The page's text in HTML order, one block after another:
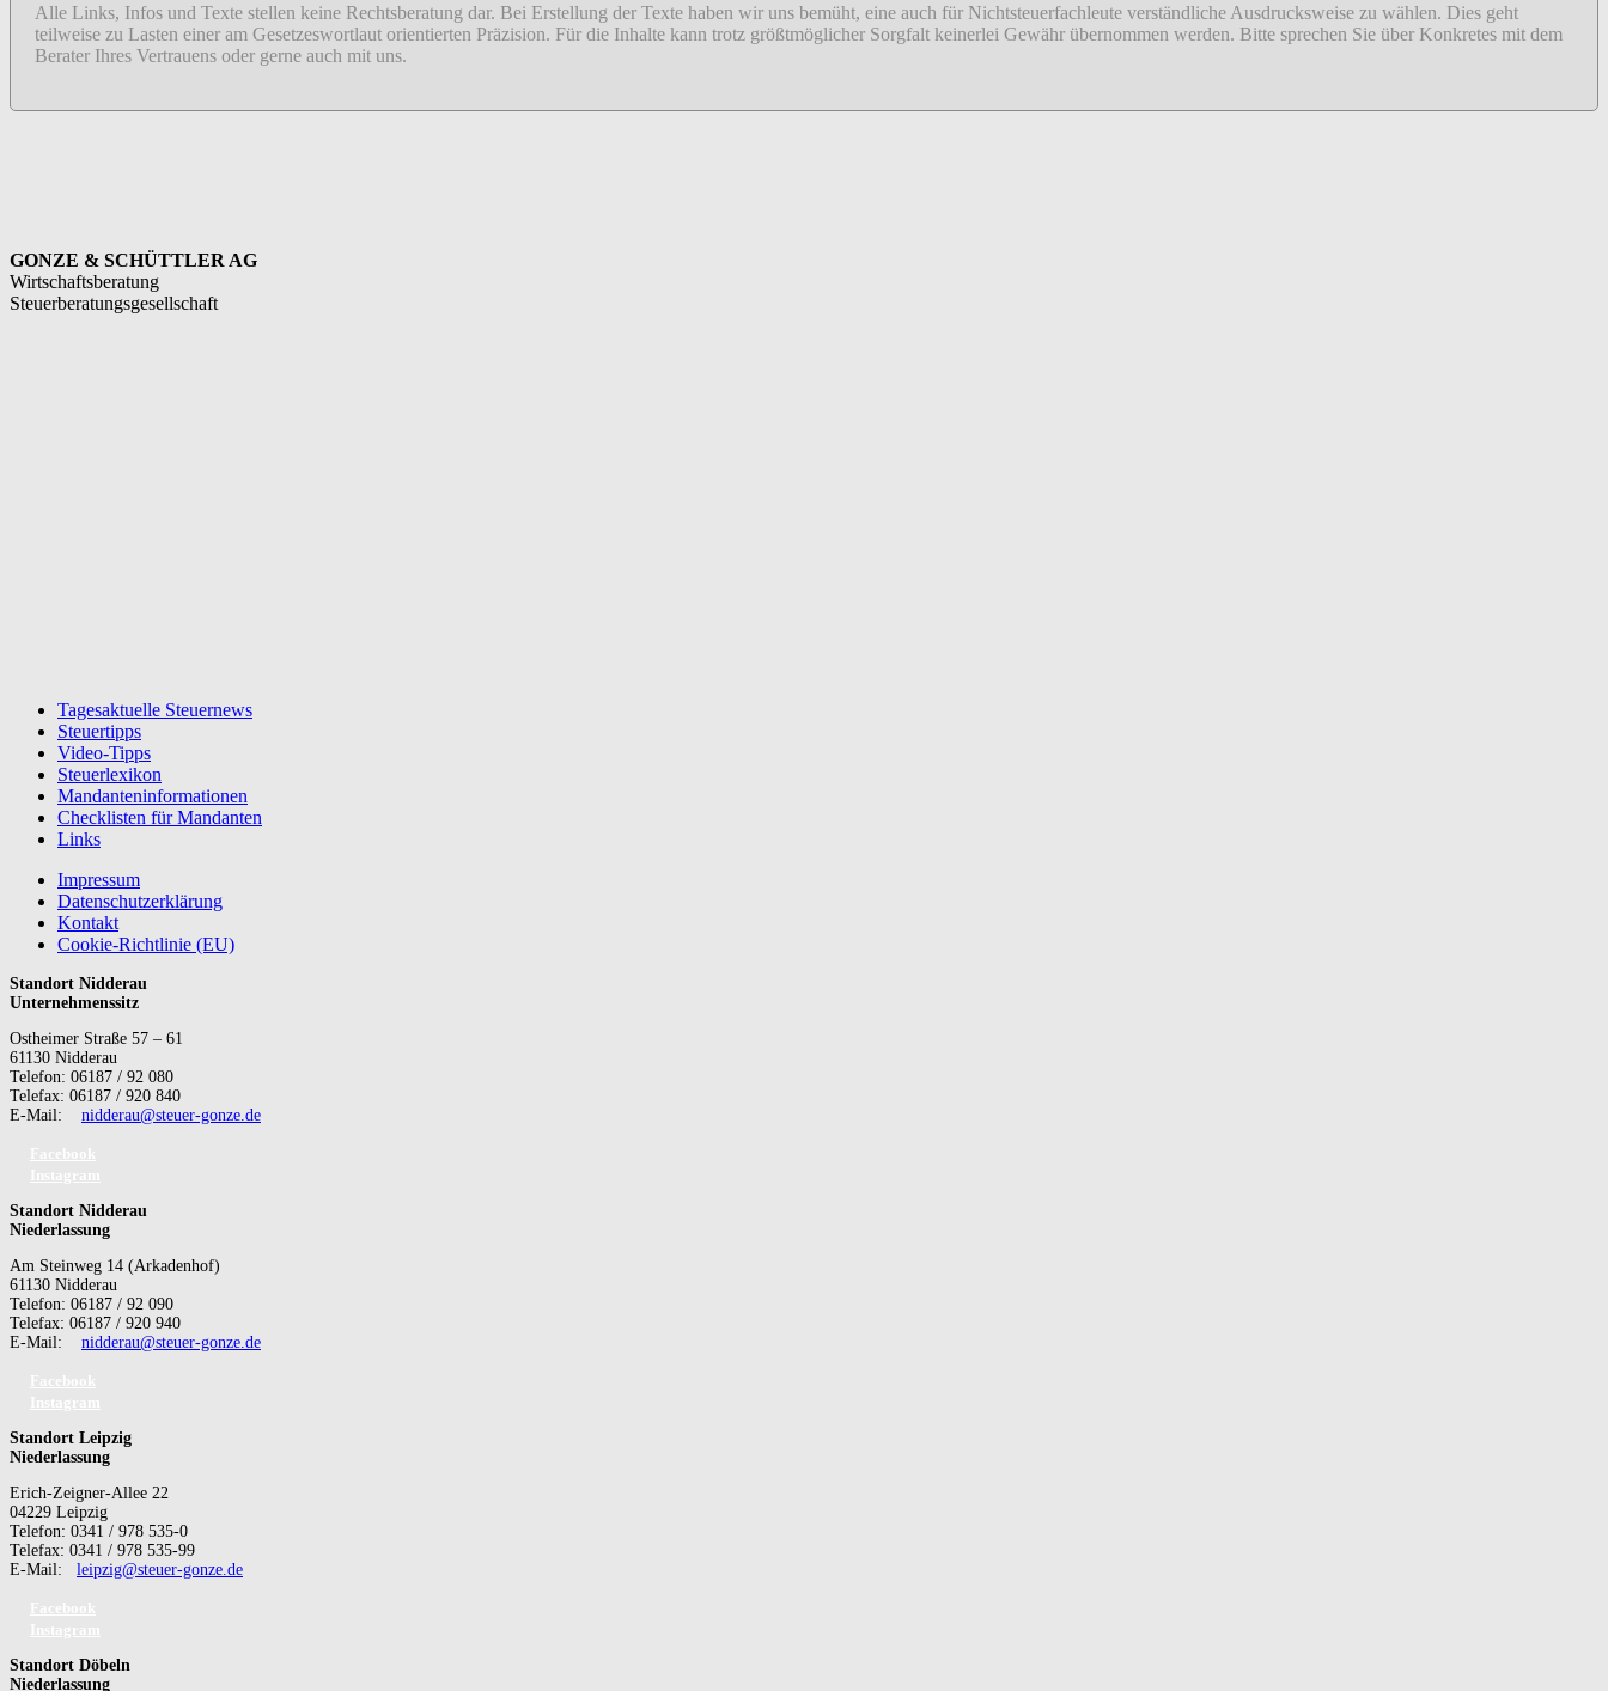
Alle Links, Infos und Texte stellen keine Rechtsberatung dar. Bei Erstellung der Texte haben wir uns bemüht, eine auch für Nichtsteuerfachleute verständliche Ausdrucksweise zu wählen. Dies geht
teilweise zu Lasten einer am Gesetzeswortlaut orientierten Präzision. Für die Inhalte kann trotz größtmöglicher Sorgfalt keinerlei Gewähr übernommen werden. Bitte sprechen Sie über Konkretes mit dem
Berater Ihres Vertrauens oder gerne auch mit uns.
GONZE & SCHÜTTLER AG
Wirtschaftsberatung
Steuerberatungsgesellschaft
Tagesaktuelle Steuernews
Steuertipps
Video-Tipps
Steuerlexikon
Mandanteninformationen
Checklisten für Mandanten
Links
Impressum
Datenschutzerklärung
Kontakt
Cookie-Richtlinie (EU)
Standort Nidderau
Unternehmenssitz
Ostheimer Straße 57 – 61
61130 Nidderau
Telefon: 06187 / 92 080
Telefax: 06187 / 920 840
E-Mail: nidderau@steuer-gonze.de
Standort Nidderau
Niederlassung
Am Steinweg 14 (Arkadenhof)
61130 Nidderau
Telefon: 06187 / 92 090
Telefax: 06187 / 920 940
E-Mail: nidderau@steuer-gonze.de
Standort Leipzig
Niederlassung
Erich-Zeigner-Allee 22
04229 Leipzig
Telefon: 0341 / 978 535-0
Telefax: 0341 / 978 535-99
E-Mail: leipzig@steuer-gonze.de
Standort Döbeln
Niederlassung